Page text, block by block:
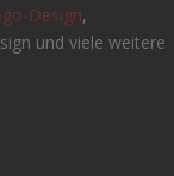
Design,
und viele weitere